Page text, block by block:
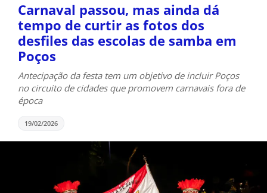
Carnaval passou, mas ainda dá
tempo de curtir as fotos dos
desfiles das escolas de samba em
Poços
Antecipação da festa tem um objetivo de incluir Poços
no circuito de cidades que promovem carnavais fora de
época
19/02/2026